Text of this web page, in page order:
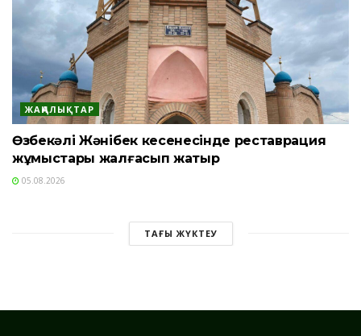
ЖАҢАЛЫҚТАР
Өзбекәлі Жәнібек кесенесінде реставрация
жұмыстары жалғасып жатыр
05.08.2026
ТАҒЫ ЖҮКТЕУ